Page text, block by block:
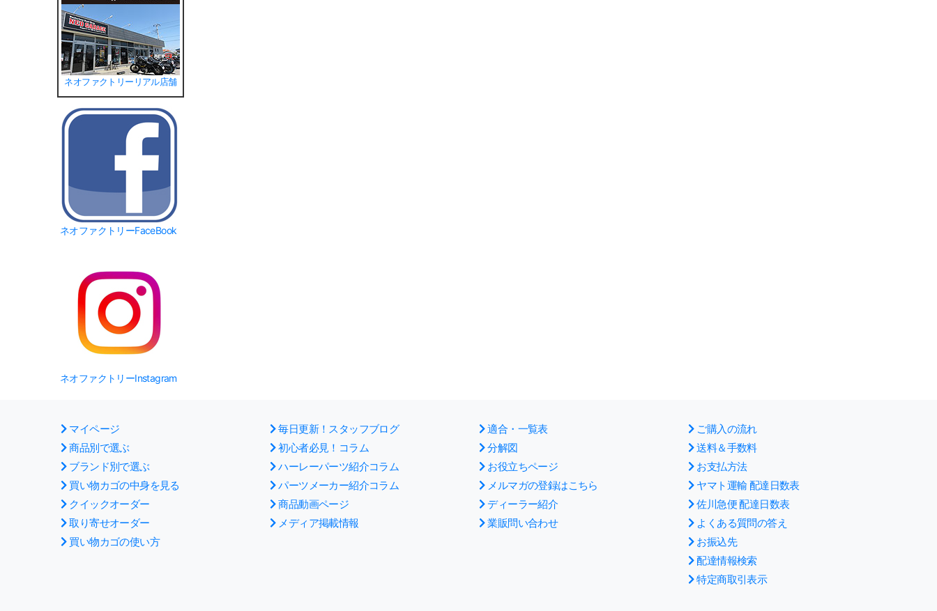
ネオファクトリーリアル店舗
ネオファクトリーFaceBook
ネオファクトリーInstagram
マイページ
商品別で選ぶ
ブランド別で選ぶ
買い物カゴの中身を見る
クイックオーダー
取り寄せオーダー
買い物カゴの使い方
毎日更新！スタッフブログ
初心者必見！コラム
ハーレーパーツ紹介コラム
パーツメーカー紹介コラム
商品動画ページ
メディア掲載情報
適合・一覧表
分解図
お役立ちページ
メルマガの登録はこちら
ディーラー紹介
業販問い合わせ
ご購入の流れ
送料＆手数料
お支払方法
ヤマト運輸 配達日数表
佐川急便 配達日数表
よくある質問の答え
お振込先
配達情報検索
特定商取引表示